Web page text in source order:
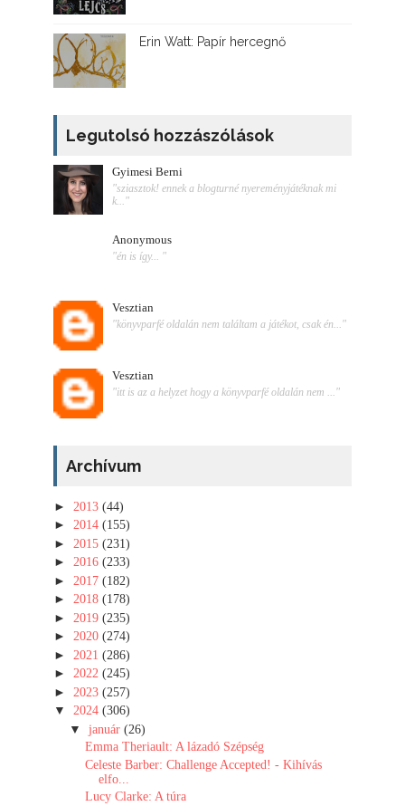
Erin Watt: Papír hercegnő
Legutolsó hozzászólások
Gyimesi Berni
"sziasztok! ennek a blogturné nyereményjátéknak mi
k..."
Anonymous
"én is így... "
Vesztian
"könyvparfé oldalán nem találtam a játékot, csak én..."
Vesztian
"itt is az a helyzet hogy a könyvparfé oldalán nem ..."
Archívum
► 2013 (44)
► 2014 (155)
► 2015 (231)
► 2016 (233)
► 2017 (182)
► 2018 (178)
► 2019 (235)
► 2020 (274)
► 2021 (286)
► 2022 (245)
► 2023 (257)
▼ 2024 (306)
▼ január (26)
Emma Theriault: A lázadó Szépség
Celeste Barber: Challenge Accepted! - Kihívás
elfo...
Lucy Clarke: A túra